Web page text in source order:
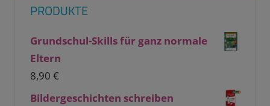
PRODUKTE
Grundschul-Skills für ganz normale
Eltern
8,90 €
Bildergeschichten schreiben